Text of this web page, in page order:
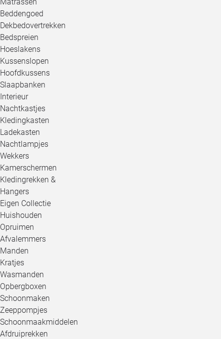
Beddengoed
Dekbedovertrekken
Bedspreien
Hoeslakens
Kussenslopen
Hoofdkussens
Slaapbanken
Interieur
Nachtkastjes
Kledingkasten
Ladekasten
Nachtlampjes
Wekkers
Kamerschermen
Kledingrekken &
Hangers
Eigen Collectie
Huishouden
Opruimen
Afvalemmers
Manden
Kratjes
Wasmanden
Opbergboxen
Schoonmaken
Zeeppompjes
Schoonmaakmiddelen
Afdruiprekken